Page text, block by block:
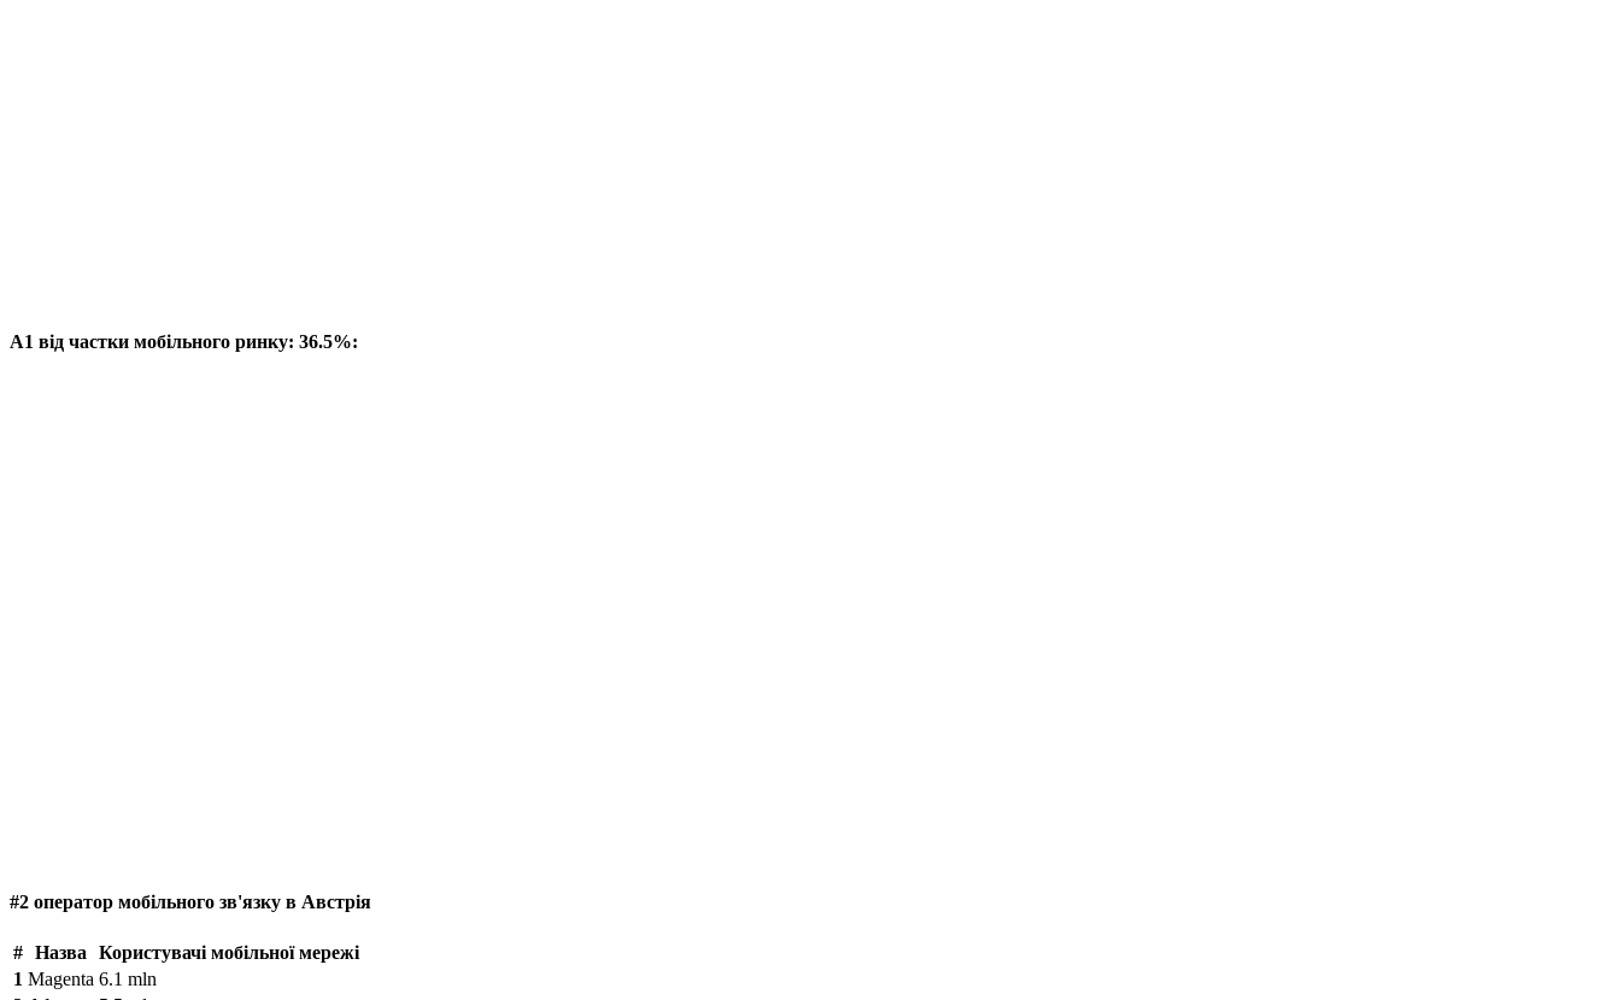
A1 від частки мобільного ринку: 36.5%:
#2 оператор мобільного зв'язку в Австрія
# Назва
Користувачі мобільної мережі
1 Magenta 6.1 mln